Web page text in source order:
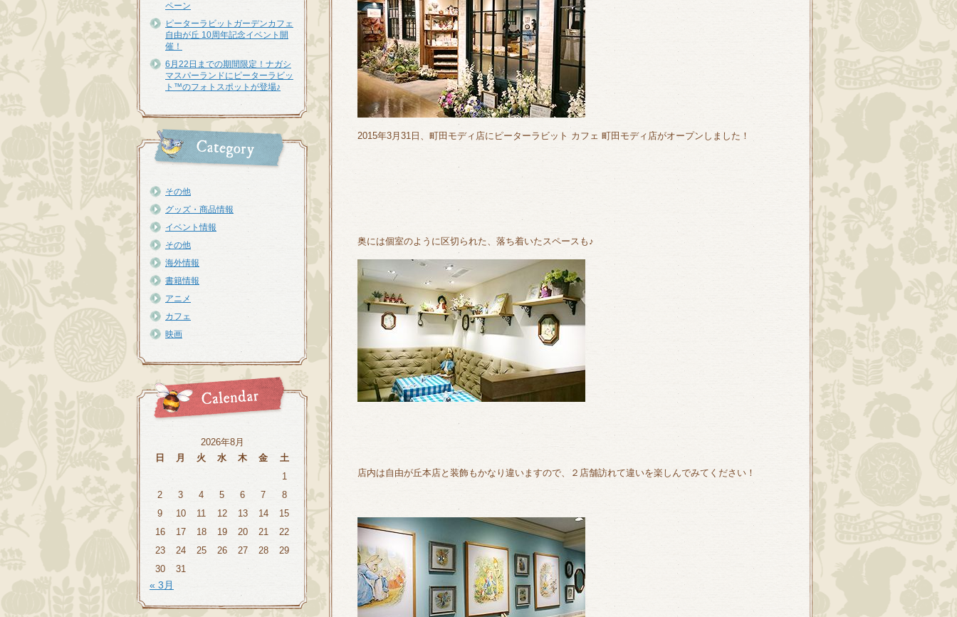
ペーン
ピーターラビットガーデンカフェ
自由が丘 10周年記念イベント開
催！
6月22日までの期間限定！ナガシ
マスパーランドにピーターラビッ
ト™のフォトスポットが登場♪
その他
グッズ・商品情報
イベント情報
その他
海外情報
書籍情報
アニメ
カフェ
映画
2026年8月
日
月 火 水 木 金
土
1
2
3 4 5 6 7
8
9
10 11 12 13 14
15
16
17 18 19 20 21
22
23
24 25 26 27 28
29
30
31
« 3月
2015年3月31日、町田モディ店にピーターラビット カフェ 町田モディ店がオープンしました！
奥には個室のように区切られた、落ち着いたスペースも♪
店内は自由が丘本店と装飾もかなり違いますので、２店舗訪れて違いを楽しんでみてください！